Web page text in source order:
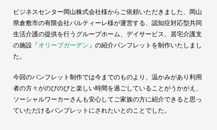
ビジネスセンター岡山株式会社様からご依頼いただきました、岡山
県倉敷市の有限会社パルティーレ様が運営する、認知症対応型共同
生活介護の提供を行うグループホーム、デイサービス、居宅介護支
の施設「 オリーブガーデン 」の紹介パンフレットを制作いたしまし
た。
今回のパンフレット制作では今までのものより、温かみがあり利用
者の方々がのびのびと楽しい時間を過ごしていることがうかがえ、
ソーシャルワーカーさんも安心してご家族の方に紹介できると思っ
ていただけるパンプレットにされたいとのことでした。